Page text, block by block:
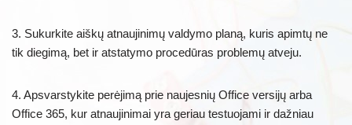
3. Sukurkite aiškų atnaujinimų valdymo planą, kuris apimtų ne
tik diegimą, bet ir atstatymo procedūras problemų atveju.
4. Apsvarstykite perėjimą prie naujesnių Office versijų arba
Office 365, kur atnaujinimai yra geriau testuojami ir dažniau